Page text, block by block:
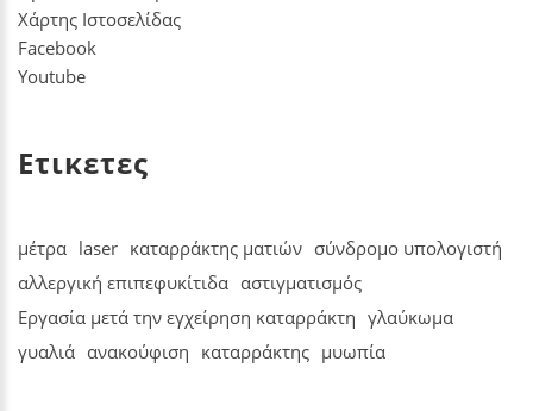
Χάρτης Ιστοσελίδας
Facebook
Youtube
Ετικετες
μέτρα laser καταρράκτης ματιών σύνδρομο υπολογιστή
αλλεργική επιπεφυκίτιδα αστιγματισμός
Εργασία μετά την εγχείρηση καταρράκτη γλαύκωμα
γυαλιά ανακούφιση καταρράκτης μυωπία